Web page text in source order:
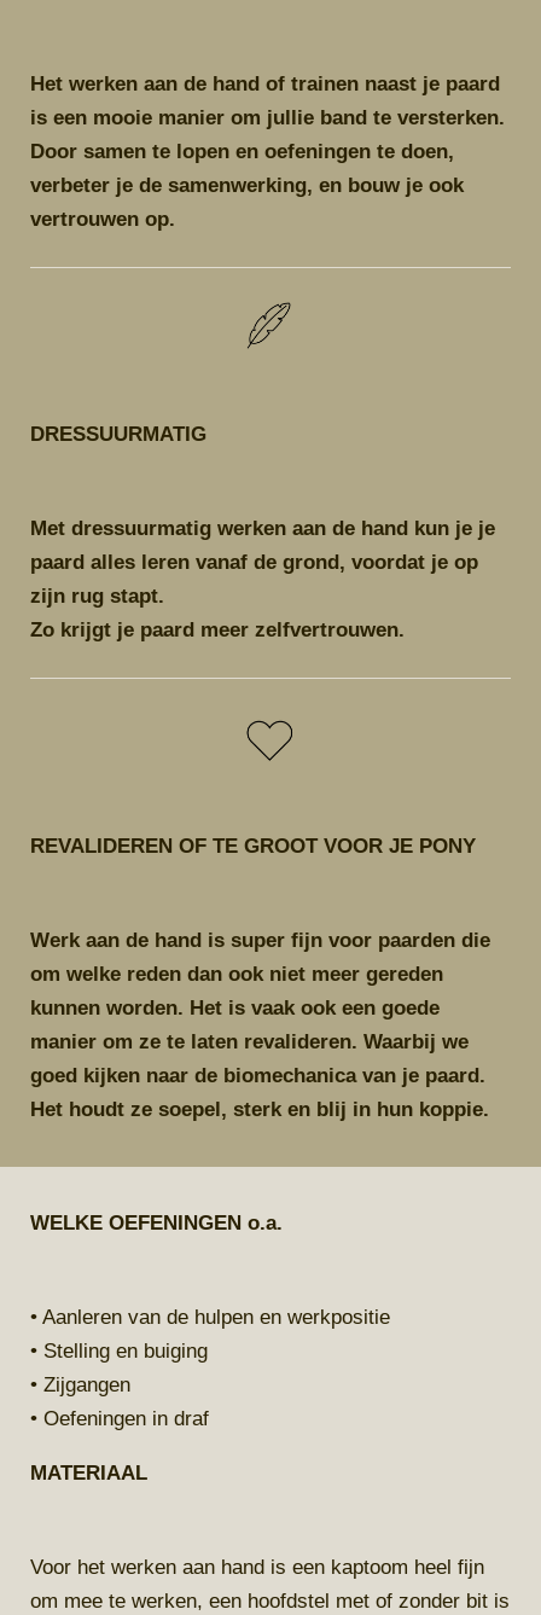
Het werken aan de hand of trainen naast je paard
is een mooie manier om jullie band te versterken.
Door samen te lopen en oefeningen te doen,
verbeter je de samenwerking, en bouw je ook
vertrouwen op.
DRESSUURMATIG
Met dressuurmatig werken aan de hand kun je je
paard alles leren vanaf de grond, voordat je op
zijn rug stapt.
Zo krijgt je paard meer zelfvertrouwen.
REVALIDEREN OF TE GROOT VOOR JE PONY
Werk aan de hand is super fijn voor paarden die
om welke reden dan ook niet meer gereden
kunnen worden. Het is vaak ook een goede
manier om ze te laten revalideren. Waarbij we
goed kijken naar de biomechanica van je paard.
Het houdt ze soepel, sterk en blij in hun koppie.
WELKE OEFENINGEN o.a.
• Aanleren van de hulpen en werkpositie
• Stelling en buiging
• Zijgangen
• Oefeningen in draf
MATERIAAL
Voor het werken aan hand is een kaptoom heel fijn
om mee te werken, een hoofdstel met of zonder bit is